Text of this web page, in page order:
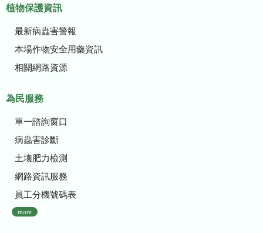
植物保護資訊
最新病蟲害警報
本場作物安全用藥資訊
相關網路資源
為民服務
單一諮詢窗口
病蟲害診斷
土壤肥力檢測
網路資訊服務
員工分機號碼表
more